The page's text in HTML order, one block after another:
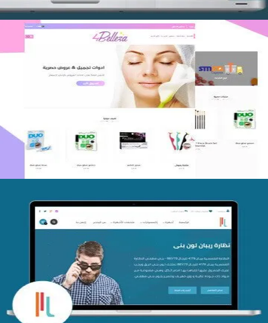
اعادة تصميم متجر فوربليزا
التفاصيل
تصميم متجر اي كير
التفاصيل